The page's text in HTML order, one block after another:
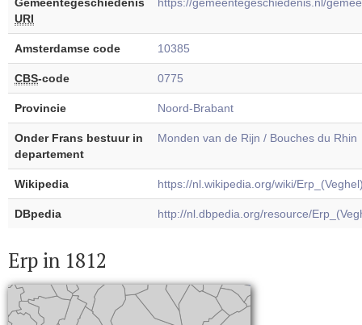
URI
Amsterdamse code 10385
CBS-code 0775
Provincie Noord-Brabant
Onder Frans bestuur in
departement
Monden van de Rijn / Bouches du Rhin
Wikipedia https://nl.wikipedia.org/wiki/
DBpedia http://nl.dbpedia.org/resource/
Erp in 1812